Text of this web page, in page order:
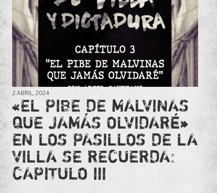
2 ABRIL, 2024
«EL PIBE DE MALVINAS
QUE JAMÁS OLVIDARÉ»
EN LOS PASILLOS DE LA
VILLA SE RECUERDA:
CAPITULO III